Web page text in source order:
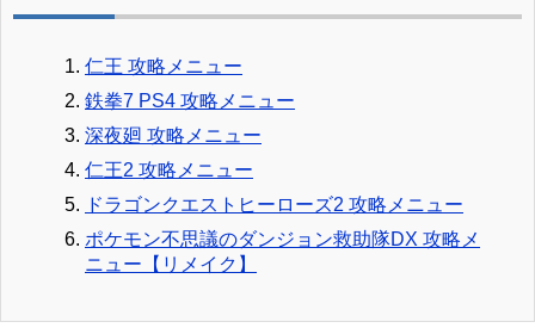
仁王 攻略メニュー
鉄拳7 PS4 攻略メニュー
深夜廻 攻略メニュー
仁王2 攻略メニュー
ドラゴンクエストヒーローズ2 攻略メニュー
ポケモン不思議のダンジョン救助隊DX 攻略メ
ニュー【リメイク】